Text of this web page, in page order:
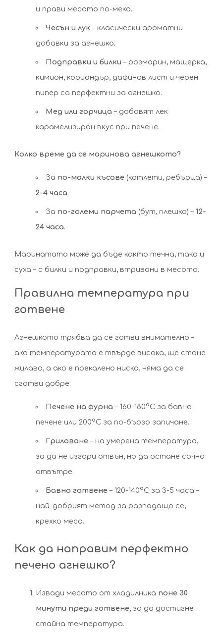
и прави месото по-меко.
Чесън и лук – класически ароматни
добавки за агнешко.
Подправки и билки – розмарин, мащерка,
кимион, кориандър, дафинов лист и черен
пипер са перфектни за агнешко.
Мед или горчица – добавят лек
карамелизиран вкус при печене.
Колко време да се маринова агнешкото?
За по-малки късове (котлети, ребърца) –
2-4 часа.
За по-големи парчета (бут, плешка) – 12-
24 часа.
Маринатата може да бъде както течна, така и
суха – с билки и подправки, втривани в месото.
Правилна температура при
готвене
Агнешкото трябва да се готви внимателно –
ако температурата е твърде висока, ще стане
жилаво, а ако е прекалено ниска, няма да се
сготви добре.
Печене на фурна – 160-180°C за бавно
печене или 200°C за по-бързо запичане.
Гриловане – на умерена температура,
за да не изгори отвън, но да остане сочно
отвътре.
Бавно готвене – 120-140°C за 3-5 часа –
най-добрият метод за разпадащо се,
крехко месо.
Как да направим перфектно
печено агнешко?
Извади месото от хладилника поне 30
минути преди готвене, за да достигне
стайна температура.